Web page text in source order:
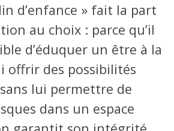
d’enfance » fait la part
au choix : parce qu’il
d’éduquer un être à la
offrir des possibilités
lui permettre de
dans un espace